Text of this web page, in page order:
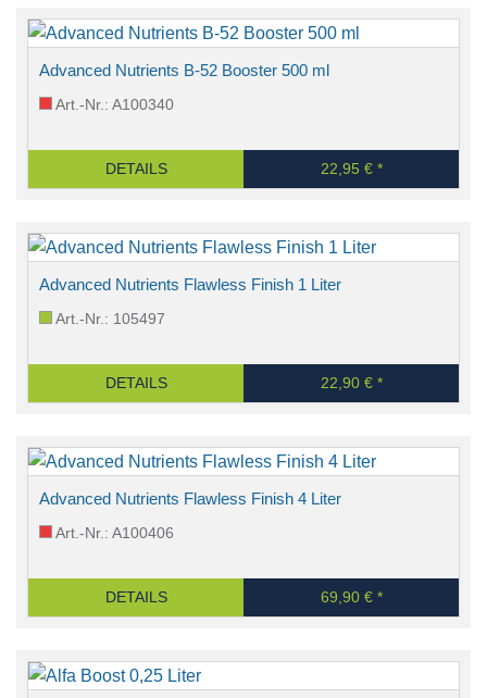
Advanced Nutrients B-52 Booster 500 ml
Art.-Nr.: A100340
DETAILS 22,95 € *
Advanced Nutrients Flawless Finish 1 Liter
Art.-Nr.: 105497
DETAILS 22,90 € *
Advanced Nutrients Flawless Finish 4 Liter
Art.-Nr.: A100406
DETAILS 69,90 € *